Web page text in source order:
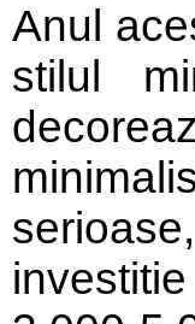
Anul
stilul